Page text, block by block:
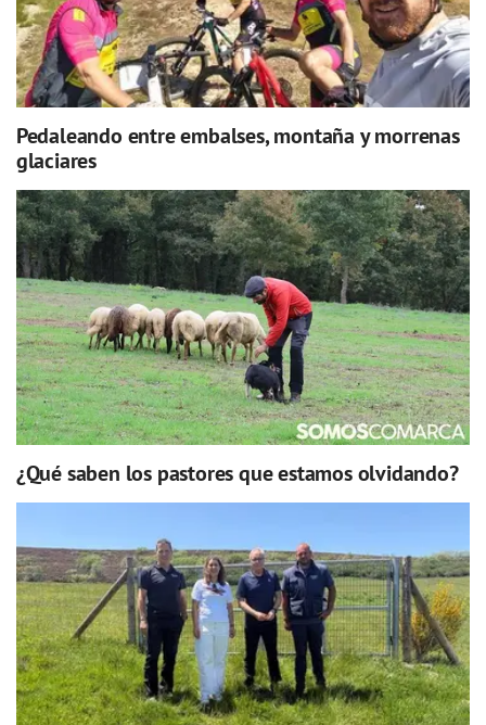
Pedaleando entre embalses, montaña y morrenas
glaciares
¿Qué saben los pastores que estamos olvidando?